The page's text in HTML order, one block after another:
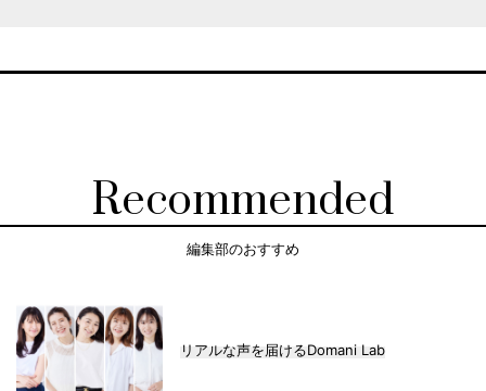
Recommended
編集部のおすすめ
リアルな声を届けるDomani Lab